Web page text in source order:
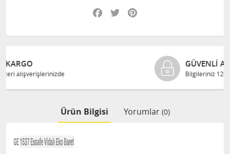
Facebook
Twitter
GÜVENLI ALIŞVERIŞ
Bilgileriniz 128 Bit SSL ile güvende
Ürün Bilgisi Yorumlar (0)